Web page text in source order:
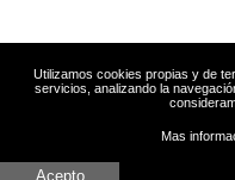
Utilizamos cookies propias y de
servicios, analizando la
Mas
Acepto